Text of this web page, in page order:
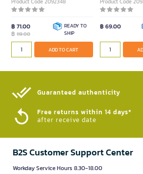
฿ 71.00
฿ 119.00
READY TO
SHIP
ADD TO CART
฿ 69.00
Guaranteed authenticity​
Free returns within 14 days*
after receive date
B2S Customer Support Center
Workday Service Hours 8.30-18.00